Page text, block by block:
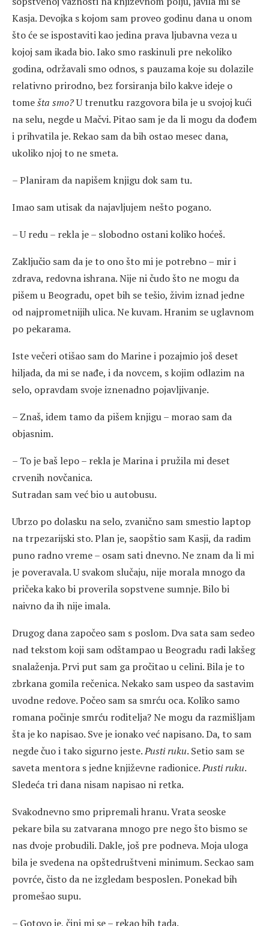
Kasja. Devojka s kojom sam proveo godinu dana u onom
što će se ispostaviti kao jedina prava ljubavna veza u
kojoj sam ikada bio. Iako smo raskinuli pre nekoliko
godina, održavali smo odnos, s pauzama koje su dolazile
relativno prirodno, bez forsiranja bilo kakve ideje o
tomešta smo?U trenutku razgovora bila je u svojoj kući
na selu, negde u Mačvi. Pitao sam je da li mogu da dođem
i prihvatila je. Rekao sam da bih ostao mesec dana,
ukoliko njoj to ne smeta.
– Planiram da napišem knjigu dok sam tu.
Imao sam utisak da najavljujem nešto pogano.
– U redu – rekla je – slobodno ostani koliko hoćeš.
Zaključio sam da je to ono što mi je potrebno – mir i
zdrava, redovna ishrana. Nije ni čudo što ne mogu da
pišem u Beogradu, opet bih se tešio, živim iznad jedne
od najprometnijih ulica. Ne kuvam. Hranim se uglavnom
po pekarama.
Iste večeri otišao sam do Marine i pozajmio još deset
hiljada, da mi se nađe, i da novcem, s kojim odlazim na
selo, opravdam svoje iznenadno pojavljivanje.
– Znaš, idem tamo da pišem knjigu – morao sam da
objasnim.
– To je baš lepo – rekla je Marina i pružila mi deset
crvenih novčanica.
Sutradan sam već bio u autobusu.
Ubrzo po dolasku na selo, zvanično sam smestio laptop
na trpezarijski sto. Plan je, saopštio sam Kasji, da radim
puno radno vreme – osam sati dnevno. Ne znam da li mi
je poveravala. U svakom slučaju, nije morala mnogo da
pričeka kako bi proverila sopstvene sumnje. Bilo bi
naivno da ih nije imala.
Drugog dana započeo sam s poslom. Dva sata sam sedeo
nad tekstom koji sam odštampao u Beogradu radi lakšeg
snalaženja. Prvi put sam ga pročitao u celini. Bila je to
zbrkana gomila rečenica. Nekako sam uspeo da sastavim
uvodne redove. Počeo sam sa smrću oca. Koliko samo
romana počinje smrću roditelja? Ne mogu da razmišljam
šta je ko napisao. Sve je ionako već napisano. Da, to sam
negde čuo i tako sigurno jeste.Pusti ruku. Setio sam se
saveta mentora s jedne književne radionice.Pusti ruku.
Sledeća tri dana nisam napisao ni retka.
Svakodnevno smo pripremali hranu. Vrata seoske
pekare bila su zatvarana mnogo pre nego što bismo se
nas dvoje probudili. Dakle, još pre podneva. Moja uloga
bila je svedena na opštedruštveni minimum. Seckao sam
povrće, čisto da ne izgledam besposlen. Ponekad bih
promešao supu.
– Gotovo je, čini mi se – rekao bih tada.